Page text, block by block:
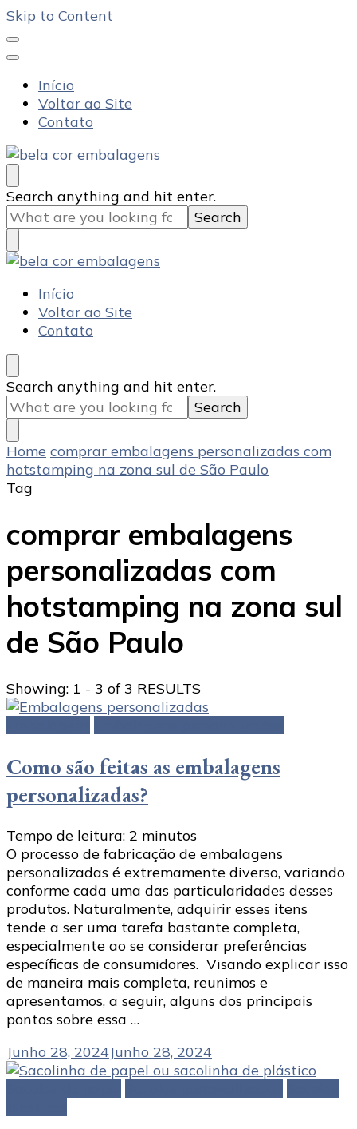
Skip to Content
Início
Voltar ao Site
Contato
Bela Cor Embalagens
Blog
Looking
for
Something?
Search anything and hit enter.
Bela Cor Embalagens
Blog
Início
Voltar ao Site
Contato
Looking
for
Something?
Search anything and hit enter.
Home comprar embalagens personalizadas com
hotstamping na zona sul de São Paulo
Tag
comprar embalagens
personalizadas com
hotstamping na zona sul
de São Paulo
Showing: 1 - 3 of 3 RESULTS
Como são feitas as embalagens
personalizadas?
Tempo de leitura: 2 minutos
O processo de fabricação de embalagens
personalizadas é extremamente diverso, variando
conforme cada uma das particularidades desses
produtos. Naturalmente, adquirir esses itens
tende a ser uma tarefa bastante completa,
especialmente ao se considerar preferências
específicas de consumidores. Visando explicar isso
de maneira mais completa, reunimos e
apresentamos, a seguir, alguns dos principais
pontos sobre essa …
Junho 28, 2024Junho 28, 2024